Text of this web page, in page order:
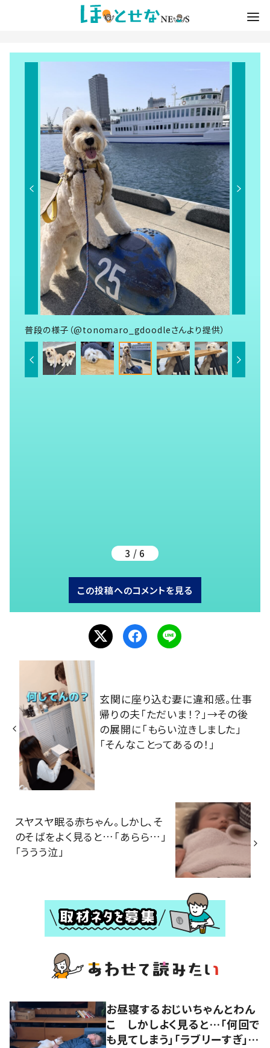
普段の様子（@tonomaro_gdoodleさんより提供）
3 / 6
この投稿へのコメントを見る
玄関に座り込む妻に違和感。仕事
帰りの夫「ただいま！？」→その後
の展開に「もらい泣きしました」
「そんなことってあるの！」
スヤスヤ眠る赤ちゃん。しかし、そ
のそばをよく見ると…「あらら…」
「ううう泣」
お昼寝するおじいちゃんとわん
こ しかしよく見ると…「何回で
も見てしまう」「ラブリーすぎ」の